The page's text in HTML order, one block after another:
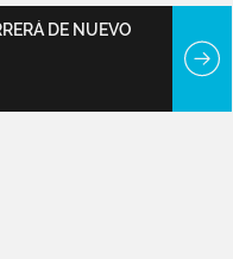
DE NUEVO